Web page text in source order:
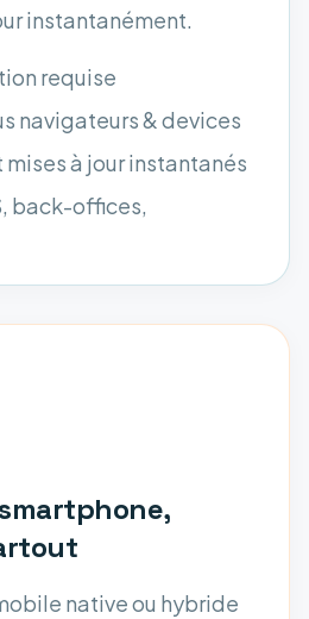
instantanément.
requise
navigateurs & devices
à jour instantanés
back-offices,
native ou hybride